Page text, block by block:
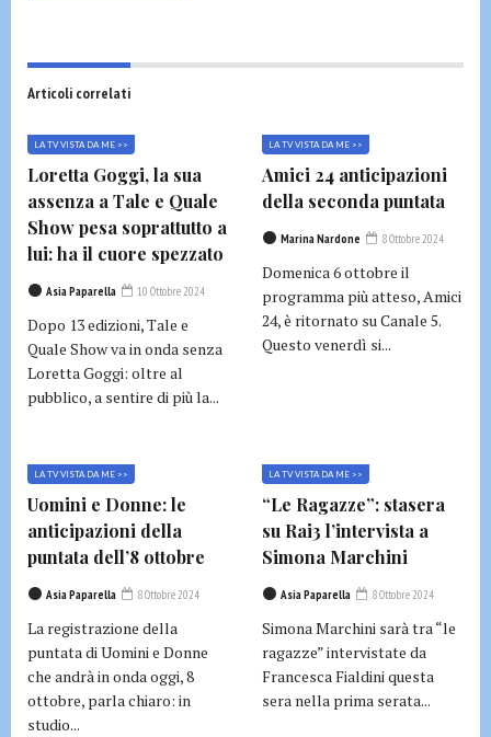
Articoli correlati
LA TV VISTA DA ME >>
Loretta Goggi, la sua
assenza a Tale e Quale
Show pesa soprattutto a
lui: ha il cuore spezzato
Asia Paparella 10 Ottobre 2024
Dopo 13 edizioni, Tale e
Quale Show va in onda senza
Loretta Goggi: oltre al
pubblico, a sentire di più la...
LA TV VISTA DA ME >>
Amici 24 anticipazioni
della seconda puntata
Marina Nardone 8 Ottobre 2024
Domenica 6 ottobre il
programma più atteso, Amici
24, è ritornato su Canale 5.
Questo venerdì si...
LA TV VISTA DA ME >>
Uomini e Donne: le
anticipazioni della
puntata dell’8 ottobre
Asia Paparella 8 Ottobre 2024
La registrazione della
puntata di Uomini e Donne
che andrà in onda oggi, 8
ottobre, parla chiaro: in
studio...
LA TV VISTA DA ME >>
“Le Ragazze”: stasera
su Rai3 l’intervista a
Simona Marchini
Asia Paparella 8 Ottobre 2024
Simona Marchini sarà tra “le
ragazze” intervistate da
Francesca Fialdini questa
sera nella prima serata...